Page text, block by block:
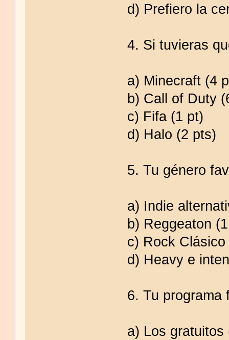
d) Prefiero la
4. Si tuvieras
a) Minecraft (4
b) Call of Duty
c) Fifa (1 pt)
d) Halo (2 pts)
5. Tu género
a) Indie
b) Reggeaton
c) Rock
d) Heavy e
6. Tu programa
a) Los gratuitos